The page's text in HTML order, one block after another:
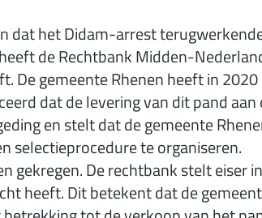
dat het Didam-arrest
de Rechtbank Midden-
De gemeente Rhenen heeft in 2020
dat de levering van dit pand aan
en stelt dat de gemeente
selectieprocedure te organiseren.
gekregen. De rechtbank stelt eiser
heeft. Dit betekent dat de